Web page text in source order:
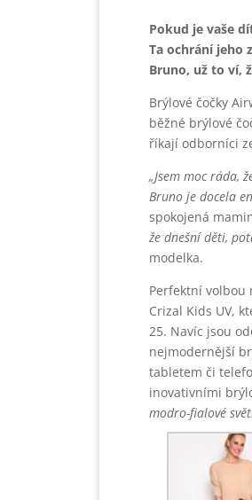
Pokud je vaše
Ta ochrání jeho
Bruno, už to ví,
Brýlové čočky
běžné brýlové
říkají odborníci
„Jsem moc ráda,
Bruno je docela
spokojená
že dnešní děti,
modelka.
Perfektní volbou
Crizal Kids UV,
25. Navíc jsou
nejmodernější
tabletem či
inovativními
modro-fialové